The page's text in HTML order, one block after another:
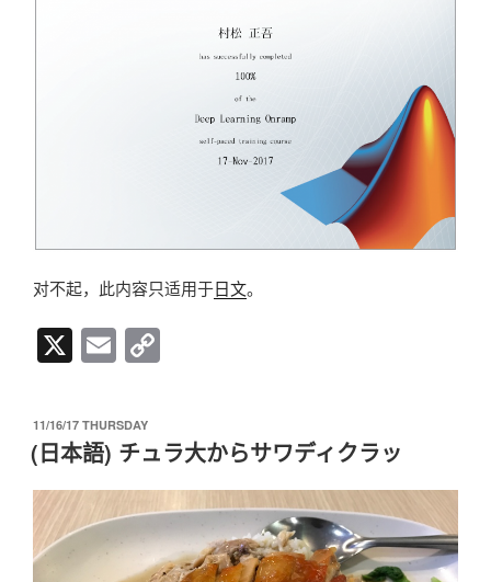
对不起，此内容只适用于日文。
X E
m
ail
y
Li
n
k
发
布
于
11/16/17 THURSDAY
(日本語) チュラ大からサワディクラッ